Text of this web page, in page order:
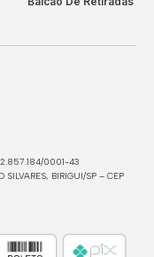
0001-43
BIRIGUI/SP – CEP